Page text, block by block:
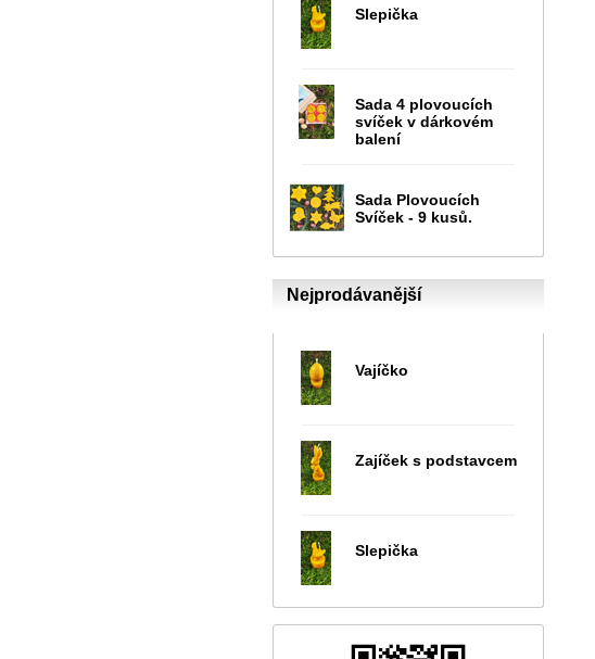
Slepička
Sada 4 plovoucích
svíček v dárkovém
balení
Sada Plovoucích
Svíček - 9 kusů.
Nejprodávanější
Vajíčko
Zajíček s podstavcem
Slepička